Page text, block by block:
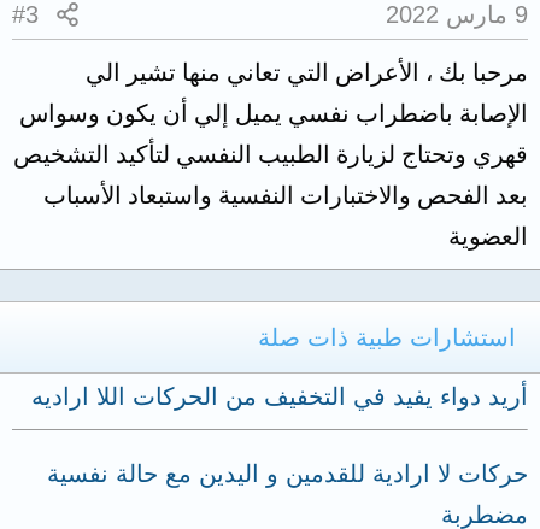
9 مارس 2022 #3
مرحبا بك ، الأعراض التي تعاني منها تشير الي
الإصابة باضطراب نفسي يميل إلي أن يكون وسواس
قهري وتحتاج لزيارة الطبيب النفسي لتأكيد التشخيص
بعد الفحص والاختبارات النفسية واستبعاد الأسباب
العضوية
استشارات طبية ذات صلة
أريد دواء يفيد في التخفيف من الحركات اللا اراديه
حركات لا ارادية للقدمين و اليدين مع حالة نفسية
مضطربة